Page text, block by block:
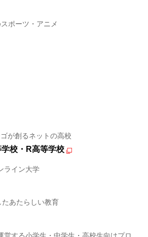
ポーツ・アニメ
が創るネットの高校
校・R高等学校
ライン大学
あたらしい教育
営する小学生・中学生・高校生向けプロ